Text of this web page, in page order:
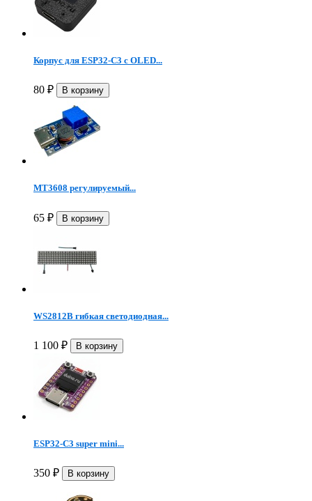
Корпус для ESP32-C3 с OLED...
80 ₽
MT3608 регулируемый...
65 ₽
WS2812B гибкая светодиодная...
1 100 ₽
ESP32-C3 super mini...
350 ₽